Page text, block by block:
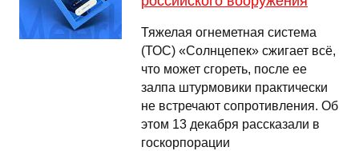
Тяжелая огнеметная система
(ТОС) «Солнцепек» сжигает всё,
что может сгореть, после ее
залпа штурмовики практически
не встречают сопротивления. Об
этом 13 декабря рассказали в
госкорпорации